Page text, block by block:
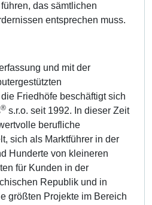
das sämtlichen
entsprechen muss.
und mit der
Friedhöfe beschäftigt sich
® s.r.o. seit 1992. In dieser Zeit
berufliche
sich als Marktführer in der
Hunderte von kleineren
für Kunden in der
Republik und in
größten Projekte im Bereich